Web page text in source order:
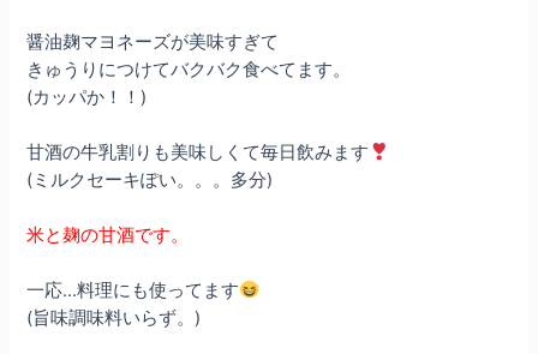
醤油麹マヨネーズが美味すぎて
きゅうりにつけてバクバク食べてます。
(カッパか！！)
甘酒の牛乳割りも美味しくて毎日飲みます
(ミルクセーキぽい。。。多分)
米と麹の甘酒です。
一応…料理にも使ってます
(旨味調味料いらず。)